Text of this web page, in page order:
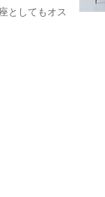
としてもオス